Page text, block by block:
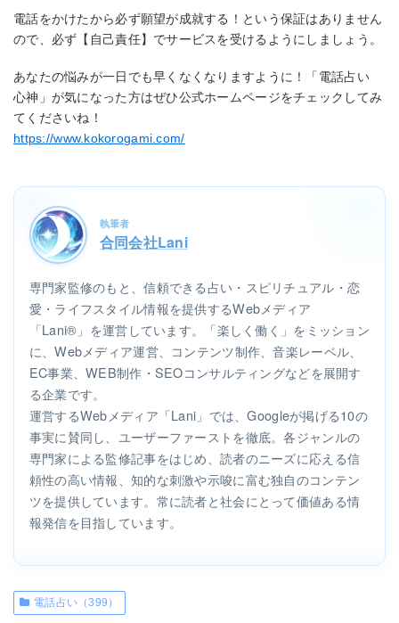
電話をかけたから必ず願望が成就する！という保証はありません
ので、必ず【自己責任】でサービスを受けるようにしましょう。
あなたの悩みが一日でも早くなくなりますように！「電話占い
心神」が気になった方はぜひ公式ホームページをチェックしてみ
てくださいね！
https://www.kokorogami.com/
執筆者
合同会社Lani
専門家監修のもと、信頼できる占い・スピリチュアル・恋
愛・ライフスタイル情報を提供するWebメディア
「Lani®」を運営しています。「楽しく働く」をミッション
に、Webメディア運営、コンテンツ制作、音楽レーベル、
EC事業、WEB制作・SEOコンサルティングなどを展開す
る企業です。
運営するWebメディア「Lani」では、Googleが掲げる10の
事実に賛同し、ユーザーファーストを徹底。各ジャンルの
専門家による監修記事をはじめ、読者のニーズに応える信
頼性の高い情報、知的な刺激や示唆に富む独自のコンテン
ツを提供しています。常に読者と社会にとって価値ある情
報発信を目指しています。
電話占い（399）